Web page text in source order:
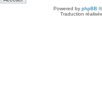
Powered by phpBB
Traduction